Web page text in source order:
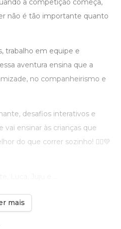
a competição começa,
não é tão importante quanto
trabalho em equipe e
aventura ensina que a
no companheirismo e
desafios interativos e
vai ensinar às crianças que
do que correr sozinho! 🏃‍♂️💛
mais